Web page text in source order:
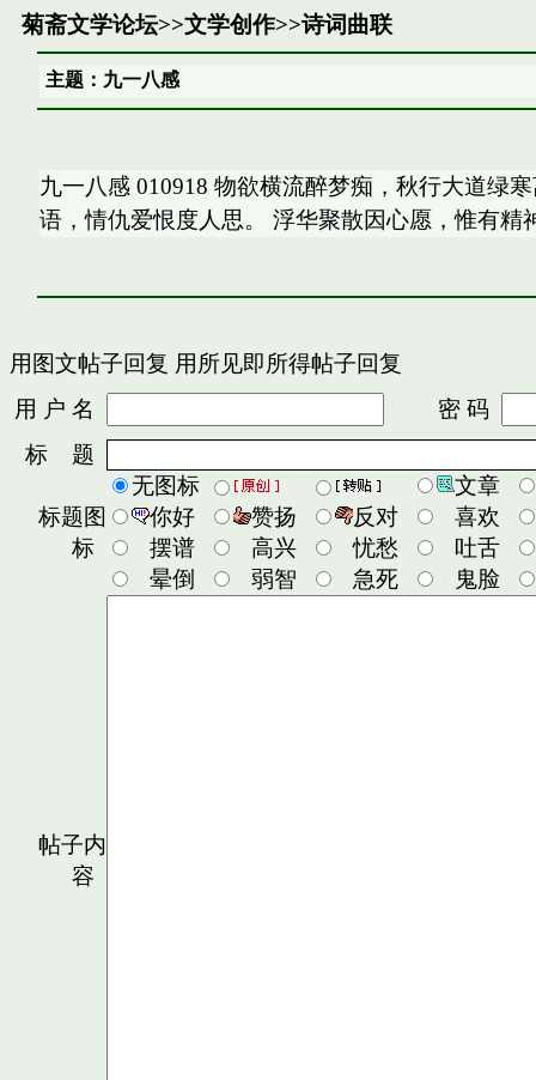
菊斋文学论坛>>文学创作>>诗词曲联
主题：九一八感
九一八感 010918 物欲横流醉梦痴，秋行大道绿
语，情仇爱恨度人思。 浮华聚散因心愿，惟有精
用图文帖子回复 用所见即所得帖子回复
用 户 名
密 码
标 题
标题图
标
无图标
文章
你好
赞扬 反对
喜欢
摆谱
高兴 忧愁
吐舌
晕倒
弱智 急死 鬼脸
帖子内
容